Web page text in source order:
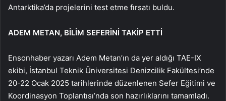
Antarktika’da projelerini test etme fırsatı buldu.
ADEM METAN, BİLİM SEFERİNİ TAKİP ETTİ
Ensonhaber yazarı Adem Metan’ın da yer aldığı TAE-IX
ekibi, İstanbul Teknik Üniversitesi Denizcilik Fakültesi’nde
20-22 Ocak 2025 tarihlerinde düzenlenen Sefer Eğitimi ve
Koordinasyon Toplantısı’nda son hazırlıklarını tamamladı.